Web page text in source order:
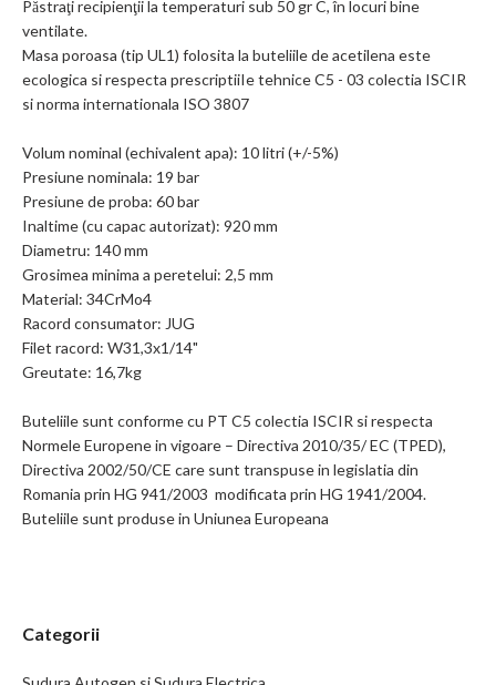
Păstraţi recipienţii la temperaturi sub 50 gr C, în locuri bine
ventilate.
Masa poroasa (tip UL1) folosita la buteliile de acetilena este
ecologica si respecta prescriptiiIe tehnice C5 - 03 colectia ISCIR
si norma internationala ISO 3807
Volum nominal (echivalent apa): 10 litri (+/-5%)
Presiune nominala: 19 bar
Presiune de proba: 60 bar
Inaltime (cu capac autorizat): 920 mm
Diametru: 140 mm
Grosimea minima a peretelui: 2,5 mm
Material: 34CrMo4
Racord consumator: JUG
Filet racord: W31,3x1/14"
Greutate: 16,7kg
Buteliile sunt conforme cu PT C5 colectia ISCIR si respecta
Normele Europene in vigoare – Directiva 2010/35/ EC (TPED),
Directiva 2002/50/CE care sunt transpuse in legislatia din
Romania prin HG 941/2003 modificata prin HG 1941/2004.
Buteliile sunt produse in Uniunea Europeana
Categorii